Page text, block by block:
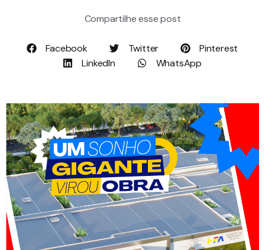
Compartilhe esse post
Facebook Twitter
Pinterest
LinkedIn
WhatsApp